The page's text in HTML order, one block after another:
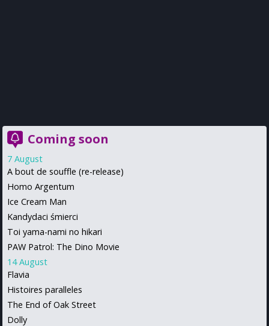
Coming soon
7 August
A bout de souffle (re-release)
Homo Argentum
Ice Cream Man
Kandydaci śmierci
Toi yama-nami no hikari
PAW Patrol: The Dino Movie
14 August
Flavia
Histoires paralleles
The End of Oak Street
Dolly